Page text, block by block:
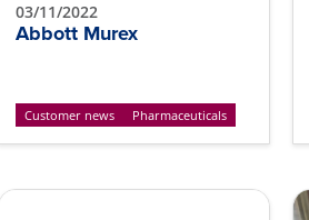
03/11/2022
Abbott Murex
Customer news Pharmaceuticals